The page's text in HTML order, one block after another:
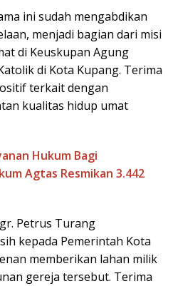
ini sudah mengabdikan
menjadi bagian dari misi
di Keuskupan Agung
di Kota Kupang. Terima
terkait dengan
kualitas hidup umat
Hukum Bagi
Agtas Resmikan 3.442
Petrus Turang
kepada Pemerintah Kota
memberikan lahan milik
gereja tersebut. Terima